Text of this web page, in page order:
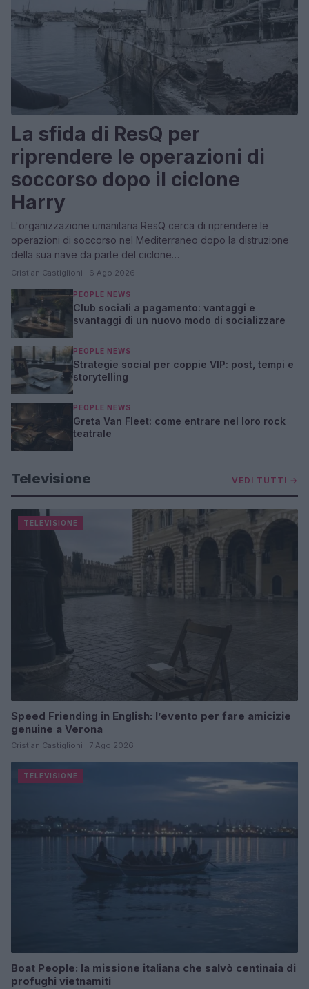
La sfida di ResQ per
riprendere le operazioni di
soccorso dopo il ciclone
Harry
L'organizzazione umanitaria ResQ cerca di riprendere le
operazioni di soccorso nel Mediterraneo dopo la distruzione
della sua nave da parte del ciclone…
Cristian Castiglioni · 6 Ago 2026
PEOPLE NEWS
Club sociali a pagamento: vantaggi e
svantaggi di un nuovo modo di socializzare
PEOPLE NEWS
Strategie social per coppie VIP: post, tempi e
storytelling
PEOPLE NEWS
Greta Van Fleet: come entrare nel loro rock
teatrale
Televisione VEDI TUTTI →
TELEVISIONE
Speed Friending in English: l’evento per fare amicizie
genuine a Verona
Cristian Castiglioni · 7 Ago 2026
TELEVISIONE
Boat People: la missione italiana che salvò centinaia di
profughi vietnamiti